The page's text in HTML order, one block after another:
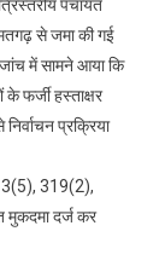
पंचायत
से जमा की गई
जांच में सामने आया कि
फर्जी हस्ताक्षर
प्रक्रिया
3(5), 319(2),
दर्ज कर